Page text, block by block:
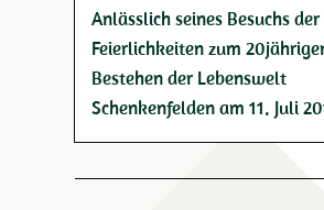
Anlässlich seines Besuchs der
Feierlichkeiten zum
Bestehen der Lebenswelt
Schenkenfelden am 11. Juli